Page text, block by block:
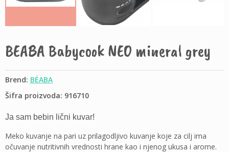
BEABA Babycook NEO mineral grey
Brend: BÉABA
Šifra proizvoda: 916710
Ja sam bebin lični kuvar!
Meko kuvanje na pari uz prilagodljivo kuvanje koje za cilj ima
očuvanje nutritivnih vrednosti hrane kao i njenog ukusa i arome.